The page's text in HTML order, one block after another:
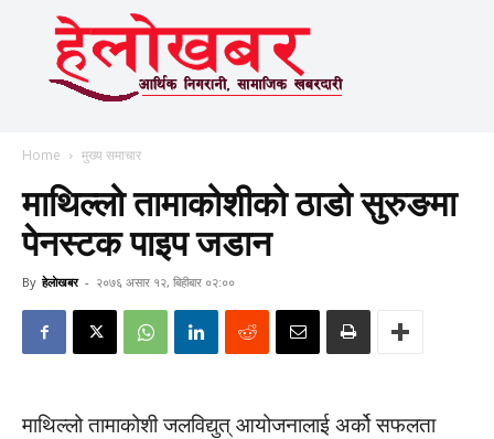
Home मुख्य समाचार
माथिल्लो तामाकोशीको ठाडो सुरुङमा
पेनस्टक पाइप जडान
By हेलाेखबर - २०७६ असार १२, बिहीबार ०२:००
माथिल्लो तामाकोशी जलविद्युत् आयोजनालाई अर्को सफलता